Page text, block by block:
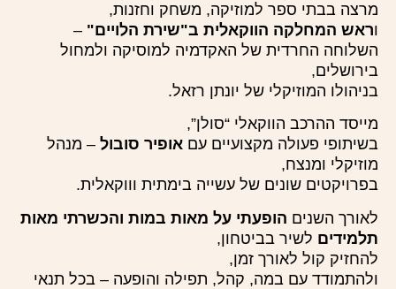
מרצה בבתי ספר למוזיקה, משחק וחזנות,
וראש המחלקה הווקאלית ב"שירת הלויים" –
השלוחה החרדית של האקדמיה למוסיקה ולמחול
בירושלים,
בניהולו המוזיקלי של יונתן רזאל.
מייסד ההרכב הווקאלי “סולן”,
בשיתופי פעולה מקצועיים עם אופיר סובול – מנהל
מוזיקלי ומנצח,
בפרויקטים שונים של עשייה בימתית וווקאלית.
לאורך השנים הופעתי על מאות במות והכשרתי מאות
תלמידים לשיר בביטחון,
להחזיק קול לאורך זמן,
ולהתמודד עם במה, קהל, תפילה והופעה – בכל תנאי